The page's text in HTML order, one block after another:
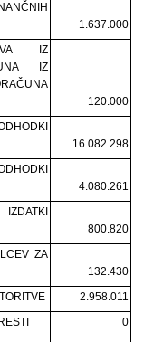
1.637.000
IZ
IZ
120.000
16.082.298
4.080.261
800.820
ZA
132.430
2.958.011
0